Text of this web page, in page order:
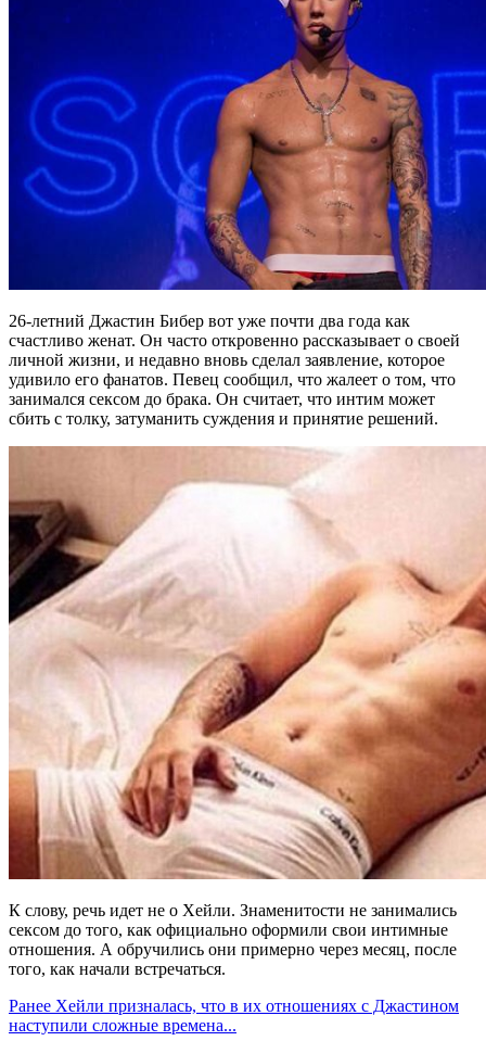
26-летний Джастин Бибер вот уже почти два года как
счастливо женат. Он часто откровенно рассказывает о своей
личной жизни, и недавно вновь сделал заявление, которое
удивило его фанатов. Певец сообщил, что жалеет о том, что
занимался сексом до брака. Он считает, что интим может
сбить с толку, затуманить суждения и принятие решений.
К слову, речь идет не о Хейли. Знаменитости не занимались
сексом до того, как официально оформили свои интимные
отношения. А обручились они примерно через месяц, после
того, как начали встречаться.
Ранее Хейли призналась, что в их отношениях с Джастином
наступили сложные времена...